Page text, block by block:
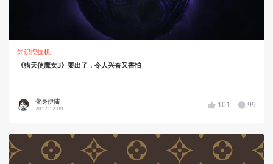
知识挖掘机
《猎天使魔女3》要出了，令人兴奋又害怕
化身伊陆
2017-12-09 101 99